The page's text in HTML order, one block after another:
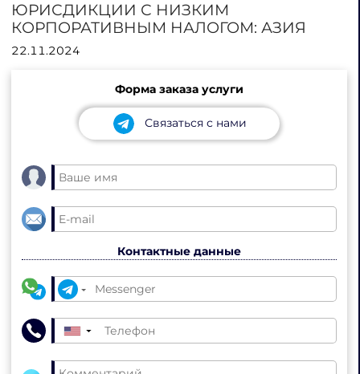
ЮРИСДИКЦИИ С НИЗКИМ
КОРПОРАТИВНЫМ НАЛОГОМ: АЗИЯ
22.11.2024
Форма заказа услуги
Связаться с нами
Контактные данные
▼